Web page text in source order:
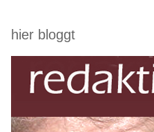
hier bloggt